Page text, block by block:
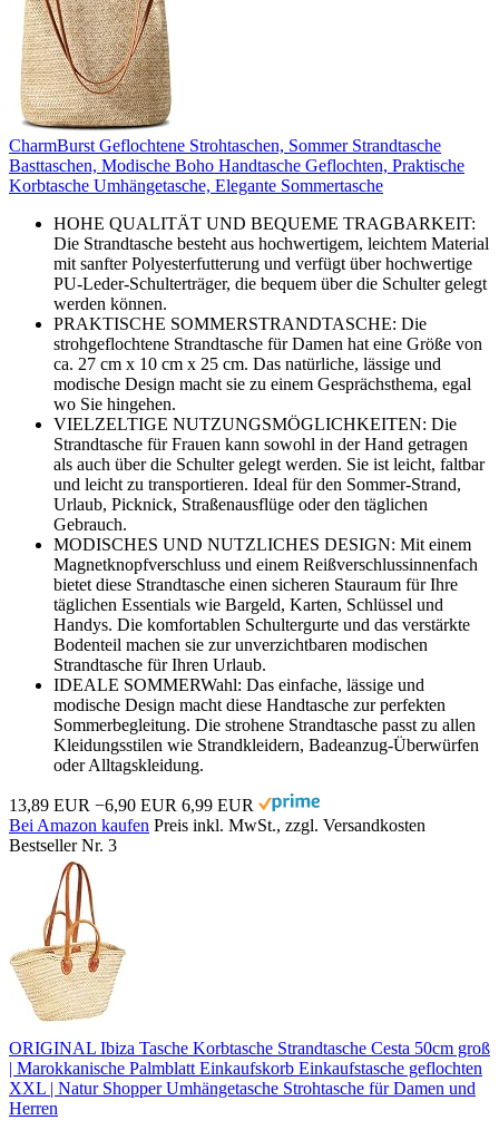
CharmBurst Geflochtene Strohtaschen, Sommer Strandtasche
Basttaschen, Modische Boho Handtasche Geflochten, Praktische
Korbtasche Umhängetasche, Elegante Sommertasche
HOHE QUALITÄT UND BEQUEME TRAGBARKEIT:
Die Strandtasche besteht aus hochwertigem, leichtem Material
mit sanfter Polyesterfutterung und verfügt über hochwertige
PU-Leder-Schulterträger, die bequem über die Schulter gelegt
werden können.
PRAKTISCHE SOMMERSTRANDTASCHE: Die
strohgeflochtene Strandtasche für Damen hat eine Größe von
ca. 27 cm x 10 cm x 25 cm. Das natürliche, lässige und
modische Design macht sie zu einem Gesprächsthema, egal
wo Sie hingehen.
VIELZELTIGE NUTZUNGSMÖGLICHKEITEN: Die
Strandtasche für Frauen kann sowohl in der Hand getragen
als auch über die Schulter gelegt werden. Sie ist leicht, faltbar
und leicht zu transportieren. Ideal für den Sommer-Strand,
Urlaub, Picknick, Straßenausflüge oder den täglichen
Gebrauch.
MODISCHES UND NUTZLICHES DESIGN: Mit einem
Magnetknopfverschluss und einem Reißverschlussinnenfach
bietet diese Strandtasche einen sicheren Stauraum für Ihre
täglichen Essentials wie Bargeld, Karten, Schlüssel und
Handys. Die komfortablen Schultergurte und das verstärkte
Bodenteil machen sie zur unverzichtbaren modischen
Strandtasche für Ihren Urlaub.
IDEALE SOMMERWahl: Das einfache, lässige und
modische Design macht diese Handtasche zur perfekten
Sommerbegleitung. Die strohene Strandtasche passt zu allen
Kleidungsstilen wie Strandkleidern, Badeanzug-Überwürfen
oder Alltagskleidung.
13,89 EUR −6,90 EUR 6,99 EUR
Bei Amazon kaufen Preis inkl. MwSt., zzgl. Versandkosten
Bestseller Nr. 3
ORIGINAL Ibiza Tasche Korbtasche Strandtasche Cesta 50cm groß
| Marokkanische Palmblatt Einkaufskorb Einkaufstasche geflochten
XXL | Natur Shopper Umhängetasche Strohtasche für Damen und
Herren